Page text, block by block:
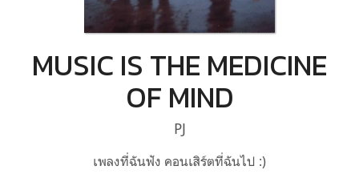
MUSIC IS THE MEDICINE
OF MIND
PJ
เพลงที่ฉันฟัง คอนเสิร์ตที่ฉันไป :)